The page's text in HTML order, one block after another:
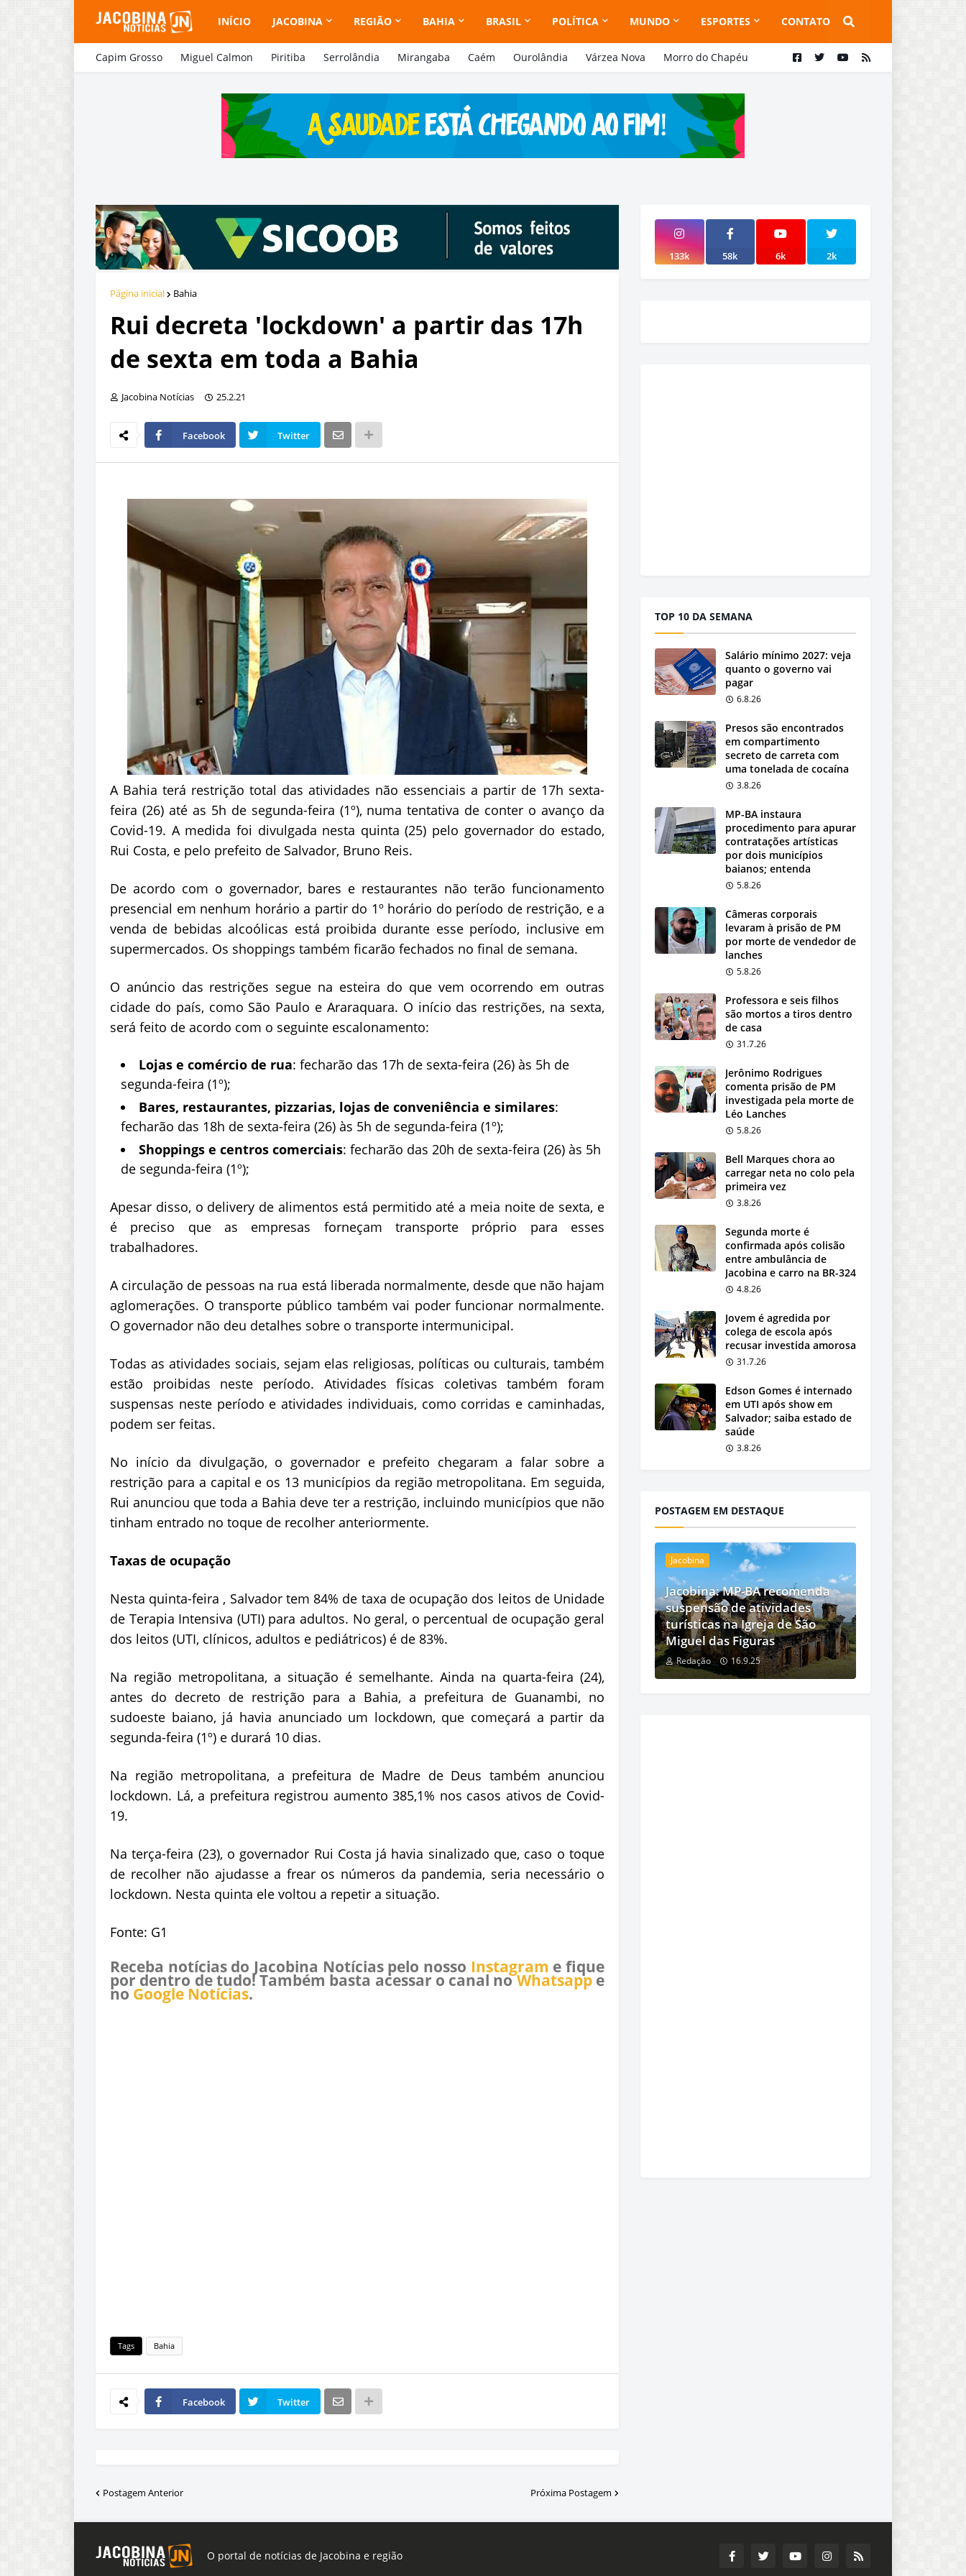
INÍCIO JACOBINA REGIÃO BAHIA BRASIL POLÍTICA MUNDO ESPORTES CONTATO
Capim Grosso Miguel Calmon Piritiba Serrolândia Mirangaba Caém Ourolândia Várzea Nova Morro do Chapéu
Página inicial Bahia
Rui decreta 'lockdown' a partir das 17h
de sexta em toda a Bahia
Jacobina Notícias 25.2.21
Facebook Twitter
A Bahia terá restrição total das atividades não essenciais a partir de 17h sexta-
feira (26) até as 5h de segunda-feira (1º), numa tentativa de conter o avanço da
Covid-19. A medida foi divulgada nesta quinta (25) pelo governador do estado,
Rui Costa, e pelo prefeito de Salvador, Bruno Reis.
De acordo com o governador, bares e restaurantes não terão funcionamento
presencial em nenhum horário a partir do 1º horário do período de restrição, e a
venda de bebidas alcoólicas está proibida durante esse período, inclusive em
supermercados. Os shoppings também ficarão fechados no final de semana.
O anúncio das restrições segue na esteira do que vem ocorrendo em outras
cidade do país, como São Paulo e Araraquara. O início das restrições, na sexta,
será feito de acordo com o seguinte escalonamento:
Lojas e comércio de rua: fecharão das 17h de sexta-feira (26) às 5h de
segunda-feira (1º);
Bares, restaurantes, pizzarias, lojas de conveniência e similares:
fecharão das 18h de sexta-feira (26) às 5h de segunda-feira (1º);
Shoppings e centros comerciais: fecharão das 20h de sexta-feira (26) às 5h
de segunda-feira (1º);
Apesar disso, o delivery de alimentos está permitido até a meia noite de sexta, e
é preciso que as empresas forneçam transporte próprio para esses
trabalhadores.
A circulação de pessoas na rua está liberada normalmente, desde que não hajam
aglomerações. O transporte público também vai poder funcionar normalmente.
O governador não deu detalhes sobre o transporte intermunicipal.
Todas as atividades sociais, sejam elas religiosas, políticas ou culturais, também
estão proibidas neste período. Atividades físicas coletivas também foram
suspensas neste período e atividades individuais, como corridas e caminhadas,
podem ser feitas.
No início da divulgação, o governador e prefeito chegaram a falar sobre a
restrição para a capital e os 13 municípios da região metropolitana. Em seguida,
Rui anunciou que toda a Bahia deve ter a restrição, incluindo municípios que não
tinham entrado no toque de recolher anteriormente.
Taxas de ocupação
Nesta quinta-feira , Salvador tem 84% de taxa de ocupação dos leitos de Unidade
de Terapia Intensiva (UTI) para adultos. No geral, o percentual de ocupação geral
dos leitos (UTI, clínicos, adultos e pediátricos) é de 83%.
Na região metropolitana, a situação é semelhante. Ainda na quarta-feira (24),
antes do decreto de restrição para a Bahia, a prefeitura de Guanambi, no
sudoeste baiano, já havia anunciado um lockdown, que começará a partir da
segunda-feira (1º) e durará 10 dias.
Na região metropolitana, a prefeitura de Madre de Deus também anunciou
lockdown. Lá, a prefeitura registrou aumento 385,1% nos casos ativos de Covid-
19.
Na terça-feira (23), o governador Rui Costa já havia sinalizado que, caso o toque
de recolher não ajudasse a frear os números da pandemia, seria necessário o
lockdown. Nesta quinta ele voltou a repetir a situação.
Fonte: G1
Receba notícias do Jacobina Notícias pelo nosso Instagram e fique
por dentro de tudo! Também basta acessar o canal noWhatsappe
no Google Notícias.
Tags Bahia
Facebook Twitter
Postagem Anterior Próxima Postagem
133k 58k 6k 2k
TOP 10 DA SEMANA
Salário mínimo 2027: veja
quanto o governo vai
pagar
6.8.26
Presos são encontrados
em compartimento
secreto de carreta com
uma tonelada de cocaína
3.8.26
MP-BA instaura
procedimento para apurar
contratações artísticas
por dois municípios
baianos; entenda
5.8.26
Câmeras corporais
levaram à prisão de PM
por morte de vendedor de
lanches
5.8.26
Professora e seis filhos
são mortos a tiros dentro
de casa
31.7.26
Jerônimo Rodrigues
comenta prisão de PM
investigada pela morte de
Léo Lanches
5.8.26
Bell Marques chora ao
carregar neta no colo pela
primeira vez
3.8.26
Segunda morte é
confirmada após colisão
entre ambulância de
Jacobina e carro na BR-324
4.8.26
Jovem é agredida por
colega de escola após
recusar investida amorosa
31.7.26
Edson Gomes é internado
em UTI após show em
Salvador; saiba estado de
saúde
3.8.26
POSTAGEM EM DESTAQUE
Jacobina
Jacobina: MP-BA recomenda
suspensão de atividades
turísticas na Igreja de São
Miguel das Figuras
Redação 16.9.25
O portal de notícias de Jacobina e região